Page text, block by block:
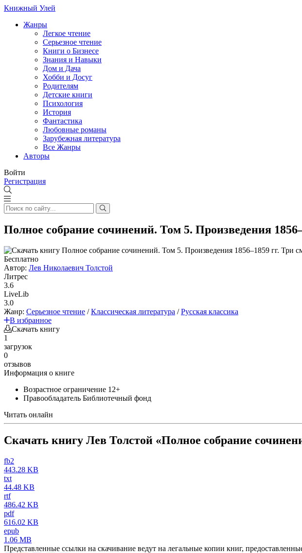
Книжный Улей
Жанры
Легкое чтение
Серьезное чтение
Книги о Бизнесе
Знания и Навыки
Дом и Дача
Хобби и Досуг
Родителям
Детские книги
Психология
История
Фантастика
Любовные романы
Зарубежная литература
Все Жанры
Авторы
Войти
Регистрация
Полное собрание сочинений. Том 5. Произведения
Бесплатно
Автор: Лев Николаевич Толстой
Литрес
3.6
LiveLib
3.0
Жанр: Серьезное чтение /Классическая литература /Русская классика
В избранное
Скачать книгу
1
загрузок
0
отзывов
Информация о книге
Возрастное ограничение 12+
Правообладатель Библиотечный фонд
Читать онлайн
Скачать книгу Лев Толстой «Полное собрание
fb2
443.28 KB
txt
44.48 KB
rtf
486.42 KB
pdf
616.02 KB
epub
1.06 MB
Представленные ссылки на скачивание ведут на легальные копии книг,